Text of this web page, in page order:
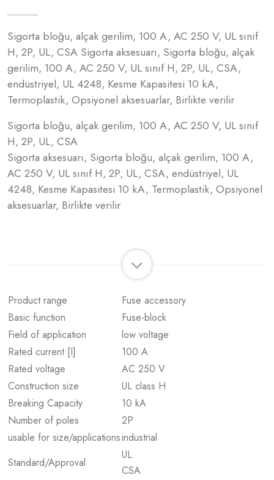
Sigorta bloğu, alçak gerilim, 100 A, AC 250 V, UL sınıf
H, 2P, UL, CSA Sigorta aksesuarı, Sigorta bloğu, alçak
gerilim, 100 A, AC 250 V, UL sınıf H, 2P, UL, CSA,
endüstriyel, UL 4248, Kesme Kapasitesi 10 kA,
Termoplastik, Opsiyonel aksesuarlar, Birlikte verilir
Sigorta bloğu, alçak gerilim, 100 A, AC 250 V, UL sınıf
H, 2P, UL, CSA
Sigorta aksesuarı, Sigorta bloğu, alçak gerilim, 100 A,
AC 250 V, UL sınıf H, 2P, UL, CSA, endüstriyel, UL
4248, Kesme Kapasitesi 10 kA, Termoplastik, Opsiyonel
aksesuarlar, Birlikte verilir
Product range
Fuse accessory
Basic function
Fuse-block
Field of application
low voltage
Rated current [I]
100 A
Rated voltage
AC 250 V
Construction size
UL class H
Breaking Capacity
10 kA
Number of poles
2P
usable for size/applicationsindustrial
Standard/Approval
UL
CSA